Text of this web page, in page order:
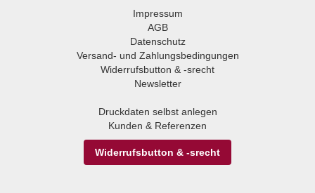
Impressum
AGB
Datenschutz
Versand- und Zahlungsbedingungen
Widerrufsbutton & -srecht
Newsletter
Druckdaten selbst anlegen
Kunden & Referenzen
Widerrufsbutton & -srecht